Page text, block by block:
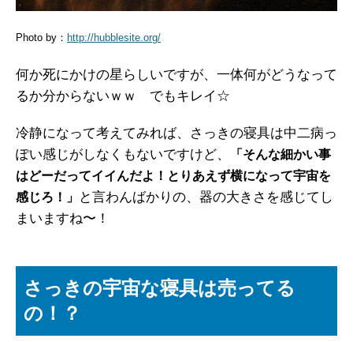
Photo by： http://hubblesite.org/
何か死にかけの星らしいですが、一体何がどうなって
るか分からないｗｗ でもキレイ☆
冷静になって考えてみれば、さっきの寝具は中二病っ
ぽい感じがしなくもないですけど、
「そんな細かい事
はどーだってイイんだよ！とりあえず横になって宇宙を
感じろ！」
と言わんばかりの、器の大きさを感じてし
まいますね〜！
さっきの宇宙な寝具は売ってる
の！？